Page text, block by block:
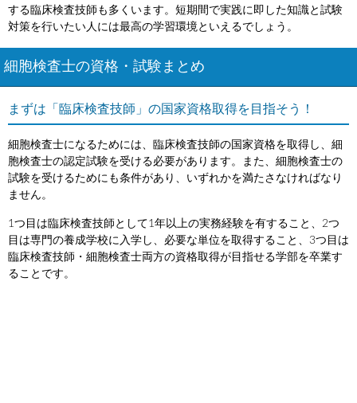
する臨床検査技師も多くいます。短期間で実践に即した知識と試験
対策を行いたい人には最高の学習環境といえるでしょう。
細胞検査士の資格・試験まとめ
まずは「臨床検査技師」の国家資格取得を目指そう！
細胞検査士になるためには、臨床検査技師の国家資格を取得し、細
胞検査士の認定試験を受ける必要があります。また、細胞検査士の
試験を受けるためにも条件があり、いずれかを満たさなければなり
ません。
1つ目は臨床検査技師として1年以上の実務経験を有すること、2つ
目は専門の養成学校に入学し、必要な単位を取得すること、3つ目は
臨床検査技師・細胞検査士両方の資格取得が目指せる学部を卒業す
ることです。